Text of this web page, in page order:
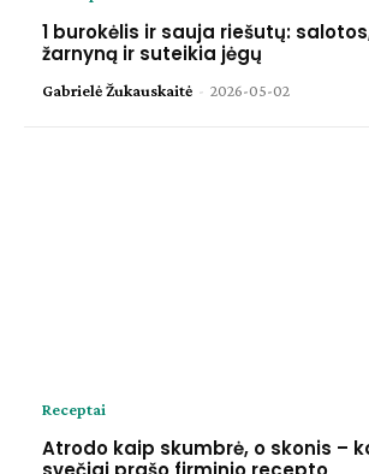
1 burokėlis ir sauja riešutų:
žarnyną ir suteikia jėgų
Gabrielė Žukauskaitė - 2026-05-02
Receptai
Atrodo kaip skumbrė, o skonis –